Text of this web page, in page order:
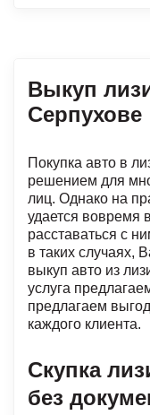
Выкуп
Серпухове
Покупка авто в
решением для
лиц. Однако на
удается вовремя
расставаться с
в таких случаях,
выкуп авто из
услуга
предлагаем
каждого клиента.
Скупка
без